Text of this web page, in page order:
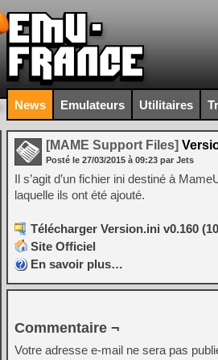
News Emulateurs Utilitaires
[MAME Support Files]
Posté le 27/03/2015 à 09:23 par Jets
Il s’agit d’un fichier ini destiné à
laquelle ils ont été ajouté.
Télécharger Version.ini v0.160
Site Officiel
En savoir plus…
Commentaire ¬
Votre adresse e-mail ne sera pas